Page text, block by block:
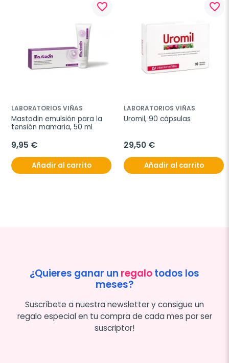
favorite_border
LABORATORIOS VIÑAS
Mastodin emulsión para la
tensión mamaria, 50 ml
9,95 €
Añadir al carrito
favorite_border
LABORATORIOS VIÑAS
Uromil, 90 cápsulas
29,50 €
Añadir al carrito
¿Quieres ganar un regalotodos los
meses?
Suscríbete a nuestra newsletter y consigue un
regalo especial en tu compra de cada mes por ser
suscriptor!